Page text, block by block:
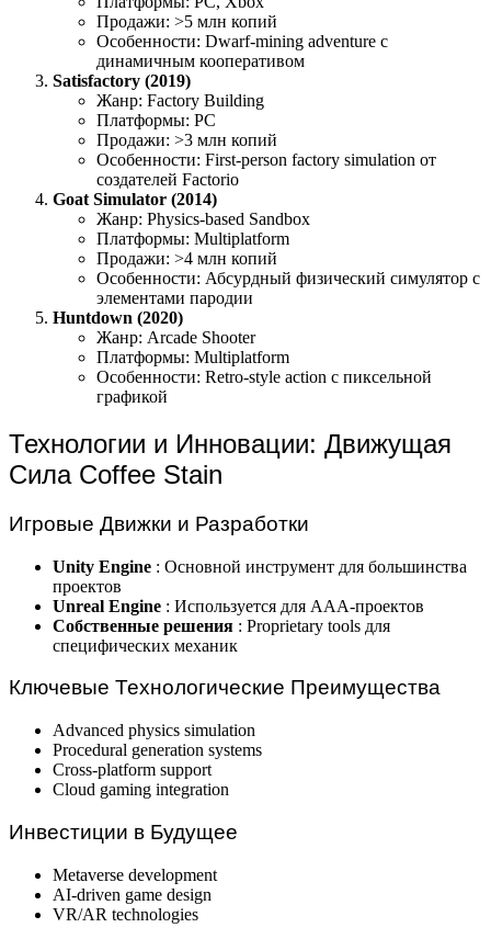
Продажи: >5 млн копий
Особенности: Dwarf-mining adventure с
динамичным кооперативом
Satisfactory (2019)
Жанр: Factory Building
Платформы: PC
Продажи: >3 млн копий
Особенности: First-person factory simulation от
создателей Factorio
Goat Simulator (2014)
Жанр: Physics-based Sandbox
Платформы: Multiplatform
Продажи: >4 млн копий
Особенности: Абсурдный физический симулятор с
элементами пародии
Huntdown (2020)
Жанр: Arcade Shooter
Платформы: Multiplatform
Особенности: Retro-style action с пиксельной
графикой
Технологии и Инновации: Движущая
Сила Coffee Stain
Игровые Движки и Разработки
Unity Engine : Основной инструмент для большинства
проектов
Unreal Engine : Используется для AAA-проектов
Собственные решения : Proprietary tools для
специфических механик
Ключевые Технологические Преимущества
Advanced physics simulation
Procedural generation systems
Cross-platform support
Cloud gaming integration
Инвестиции в Будущее
Metaverse development
AI-driven game design
VR/AR technologies